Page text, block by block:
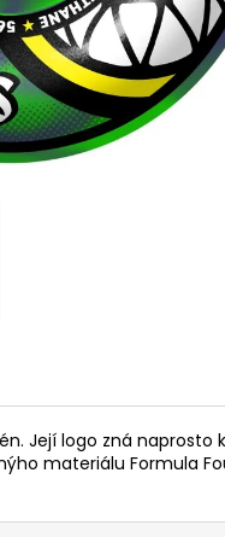
Její logo zná
materiálu Formula